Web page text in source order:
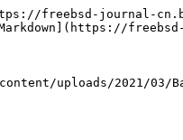
freebsd-journal-
content/uploads/2021/